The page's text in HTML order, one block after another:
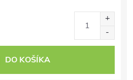
DO KOŠÍKA